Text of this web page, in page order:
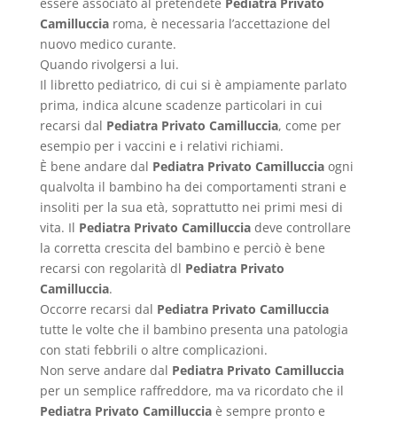
essere associato al pretendete Pediatra Privato
Camillucciaroma, è necessaria l’accettazione del
nuovo medico curante.
Quando rivolgersi a lui.
Il libretto pediatrico, di cui si è ampiamente parlato
prima, indica alcune scadenze particolari in cui
recarsi dal Pediatra Privato Camilluccia, come per
esempio per i vaccini e i relativi richiami.
È bene andare dal Pediatra Privato Camillucciaogni
qualvolta il bambino ha dei comportamenti strani e
insoliti per la sua età, soprattutto nei primi mesi di
vita. Il Pediatra Privato Camillucciadeve controllare
la corretta crescita del bambino e perciò è bene
recarsi con regolarità dl Pediatra Privato
Camilluccia.
Occorre recarsi dal Pediatra Privato Camilluccia
tutte le volte che il bambino presenta una patologia
con stati febbrili o altre complicazioni.
Non serve andare dal Pediatra Privato Camilluccia
per un semplice raffreddore, ma va ricordato che il
Pediatra Privato Camillucciaè sempre pronto e